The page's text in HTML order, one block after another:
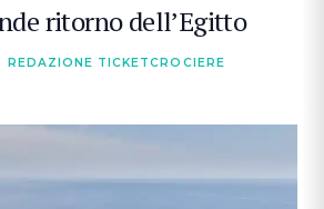
ritorno dell’Egitto
REDAZIONE TICKETCROCIERE